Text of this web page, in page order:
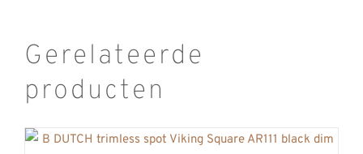
Gerelateerde
producten